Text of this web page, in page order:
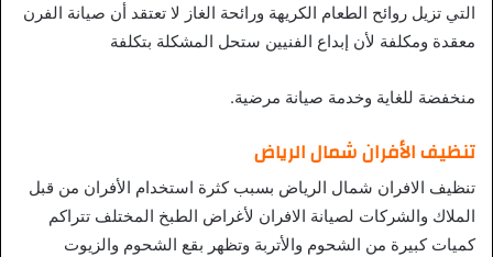
التي تزيل روائح الطعام الكريهة ورائحة الغاز لا تعتقد أن صيانة الفرن
معقدة ومكلفة لأن إبداع الفنيين ستحل المشكلة بتكلفة
منخفضة للغاية وخدمة صيانة مرضية.
تنظيف الأفران شمال الرياض
تنظيف الافران شمال الرياض بسبب كثرة استخدام الأفران من قبل
الملاك والشركات لصيانة الافران لأغراض الطبخ المختلف تتراكم
كميات كبيرة من الشحوم والأتربة وتظهر بقع الشحوم والزيوت